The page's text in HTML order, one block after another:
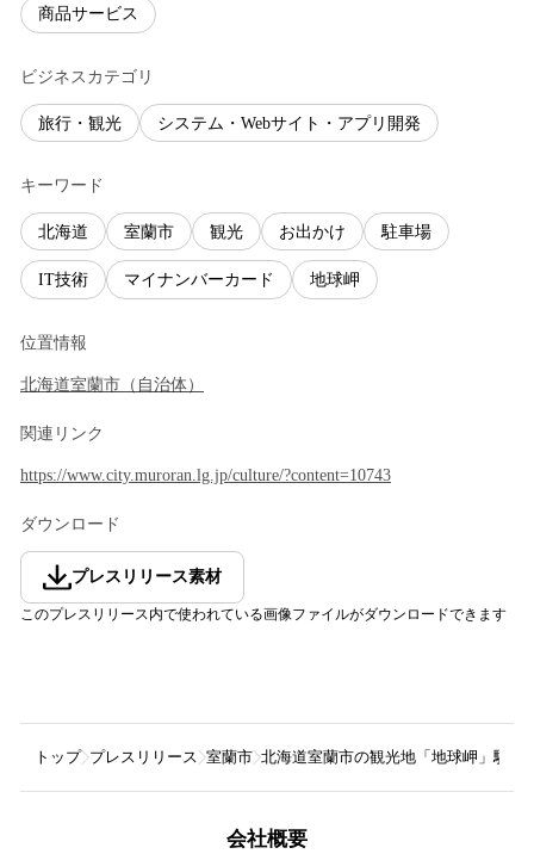
商品サービス
ビジネスカテゴリ
旅行・観光 システム・Webサイト・アプリ開発
キーワード
北海道 室蘭市 観光 お出かけ 駐車場
IT技術 マイナンバーカード 地球岬
位置情報
北海道室蘭市 （ 自治体）
関連リンク
https://www.city.muroran.lg.jp/culture/?content=10743
ダウンロード
プレスリリース素材
このプレスリリース内で使われている画像ファイルがダウンロードできます
トップ プレスリリース 室蘭市 北海道室蘭市の観光地「地球岬」駐車
会社概要